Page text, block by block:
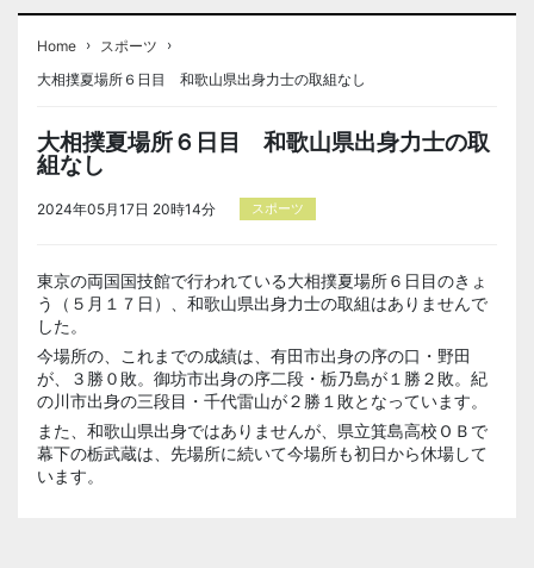
Home › スポーツ
›
大相撲夏場所６日目 和歌山県出身力士の取組なし
大相撲夏場所６日目 和歌山県出身力士の取
組なし
2024年05月17日 20時14分 スポーツ
東京の両国国技館で行われている大相撲夏場所６日目のきょ
う（５月１７日）、和歌山県出身力士の取組はありませんで
した。
今場所の、これまでの成績は、有田市出身の序の口・野田
が、３勝０敗。御坊市出身の序二段・栃乃島が１勝２敗。紀
の川市出身の三段目・千代雷山が２勝１敗となっています。
また、和歌山県出身ではありませんが、県立箕島高校ＯＢで
幕下の栃武蔵は、先場所に続いて今場所も初日から休場して
います。